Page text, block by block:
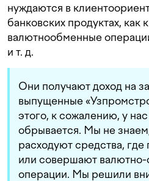
нуждаются в
банковских продуктах,
валютнообменные
и т. д.
Они получают доход на
выпущенные
этого, к сожалению, у
обрывается. Мы не
расходуют средства,
или совершают
операции. Мы решили